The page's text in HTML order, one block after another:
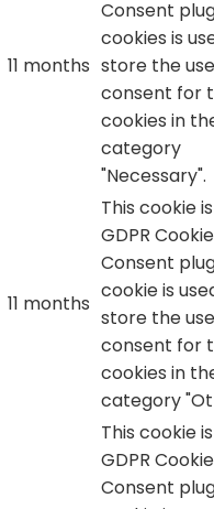
11 months
Consent
cookies is
store the
consent for
cookies in
category
"Necessary".
11 months
This cookie
GDPR Cookie
Consent
cookie is
store the
consent for
cookies in
category
This cookie
GDPR Cookie
Consent